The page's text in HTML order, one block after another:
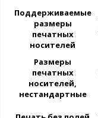
Поддерживаемые
размеры
печатных
носителей
Размеры
печатных
носителей,
нестандартные